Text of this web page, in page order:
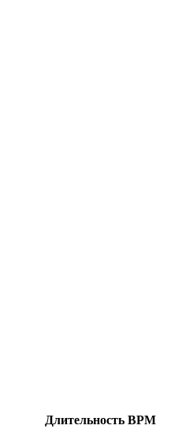
Длительность BPM